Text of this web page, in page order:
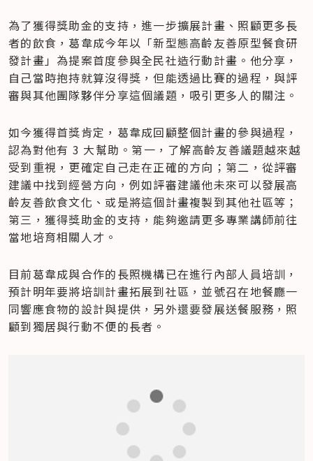
為了獲得獎助金的支持，進一步擴展計畫、照顧更多長
者的飲食，葛韋成今年以「新型態高齡友善原型餐食研
發計畫」為提案首度參與全民社造行動計畫。他分享，
自己當時抱持就算沒得獎，但能透過比賽的過程，與評
審與其他團隊夥伴分享這個議題，吸引更多人的關注。
如今獲得首獎肯定，葛韋成回顧整個計畫的參與過程，
認為對他有 3 大幫助。第一，了解高齡友善議題越來越
受到重視，更確定自己走在正確的方向；第二，從評審
建議中找到經營方向，例如評審建議他未來可以發展高
齡友善飲食文化、或是將這個計畫複製到其他社區等；
第三，獲得獎助金的支持，能夠邀請更多專業講師前往
當地培育相關人才。
目前葛韋成與合作的長照機構已在進行內部人員培訓，
預計明年要將培訓計畫拓展到社區，並號召在地餐廳一
同響應食物的設計與提供，另外還要發展送餐服務，照
顧到獨居與行動不便的長者。